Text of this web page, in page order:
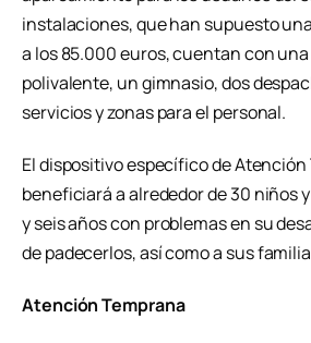
instalaciones, que han supuesto
a los 85.000 euros, cuentan con
polivalente, un gimnasio, dos
servicios y zonas para el personal.
El dispositivo específico de Atención
beneficiará a alrededor de 30 niños
y seis años con problemas en su
de padecerlos, así como a sus
Atención Temprana